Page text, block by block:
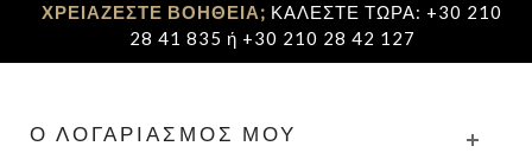
ΧΡΕΙΑΖΕΣΤΕ ΒΟΗΘΕΙΑ; ΚΑΛΕΣΤΕ ΤΩΡΑ: +30 210
28 41 835 ή +30 210 28 42 127
Ο ΛΟΓΑΡΙΑΣΜΌΣ ΜΟΥ